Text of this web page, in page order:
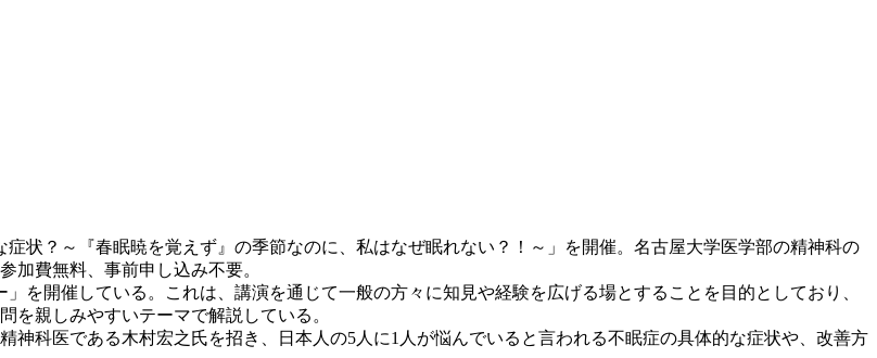
状？～『春眠暁を覚えず』の季節なのに、私はなぜ眠れない？！～」を開催。名古屋大学医学部の精神科の
加費無料、事前申し込み不要。
を開催している。これは、講演を通じて一般の方々に知見や経験を広げる場とすることを目的としており、
を親しみやすいテーマで解説している。
科医である木村宏之氏を招き、日本人の5人に1人が悩んでいると言われる不眠症の具体的な症状や、改善方